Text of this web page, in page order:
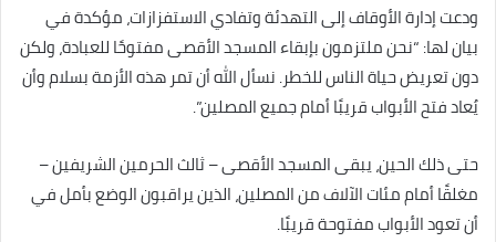
ودعت إدارة الأوقاف إلى التهدئة وتفادي الاستفزازات، مؤكدة في
بيان لها: “نحن ملتزمون بإبقاء المسجد الأقصى مفتوحًا للعبادة، ولكن
دون تعريض حياة الناس للخطر. نسأل الله أن تمر هذه الأزمة بسلام وأن
يُعاد فتح الأبواب قريبًا أمام جميع المصلين”.
حتى ذلك الحين، يبقى المسجد الأقصى – ثالث الحرمين الشريفين –
مغلقًا أمام مئات الآلاف من المصلين، الذين يراقبون الوضع بأمل في
أن تعود الأبواب مفتوحة قريبًا.